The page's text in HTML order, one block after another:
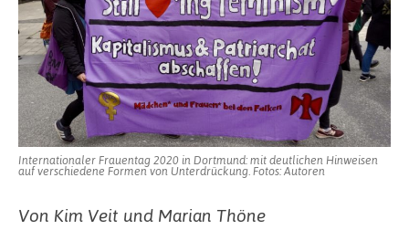
Internationaler Frauentag 2020 in Dortmund: mit deutlichen Hinweisen
auf verschiedene Formen von Unterdrückung. Fotos: Autoren
Von Kim Veit und Marian Thöne